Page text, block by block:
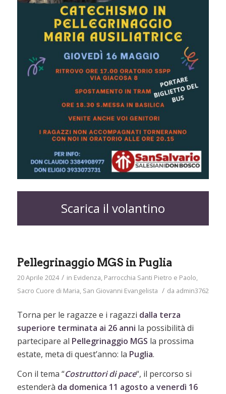
Scarica il volantino
Pellegrinaggio MGS in Puglia
20 Aprile 2024 / in Evidenza, Parrocchia Santi Pietro e Paolo,
Sacro Cuore di Maria, San Giovanni Evangelista / da admin3762
Torna per le ragazze e i ragazzi dalla terza
superiore terminata ai 26 anni la possibilità di
partecipare al Pellegrinaggio MGS la prossima
estate, meta di quest’anno: la Puglia.
Con il tema “Costruttori di pace“, il percorso si
estenderà da domenica 11 agosto a venerdì 16